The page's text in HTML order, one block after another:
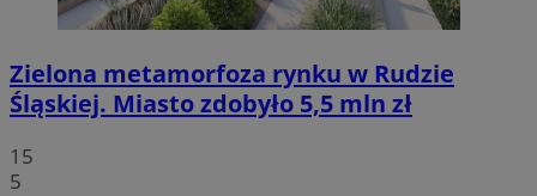
Zielona metamorfoza rynku w Rudzie
Śląskiej. Miasto zdobyło 5,5 mln zł
15
5